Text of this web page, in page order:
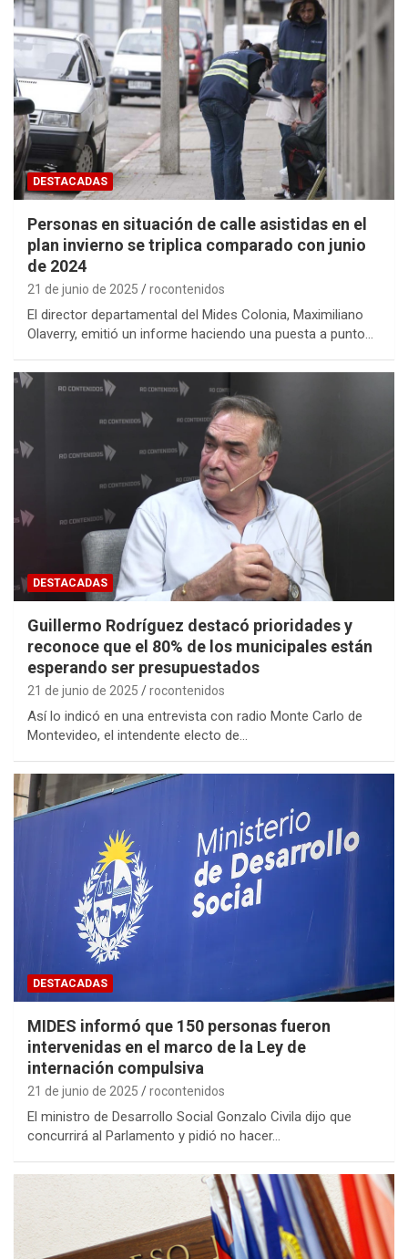
DESTACADAS
Personas en situación de calle asistidas en el
plan invierno se triplica comparado con junio
de 2024
21 de junio de 2025 rocontenidos
El director departamental del Mides Colonia, Maximiliano
Olaverry, emitió un informe haciendo una puesta a punto…
DESTACADAS
Guillermo Rodríguez destacó prioridades y
reconoce que el 80% de los municipales están
esperando ser presupuestados
21 de junio de 2025 rocontenidos
Así lo indicó en una entrevista con radio Monte Carlo de
Montevideo, el intendente electo de…
DESTACADAS
MIDES informó que 150 personas fueron
intervenidas en el marco de la Ley de
internación compulsiva
21 de junio de 2025 rocontenidos
El ministro de Desarrollo Social Gonzalo Civila dijo que
concurrirá al Parlamento y pidió no hacer…